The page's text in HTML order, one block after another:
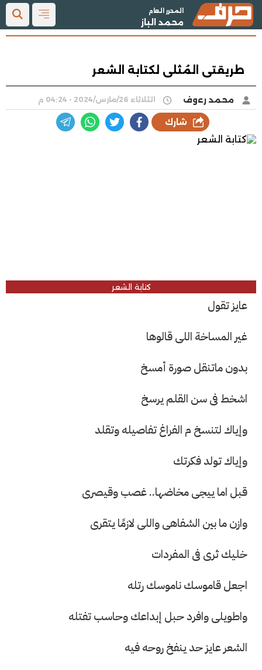
المحرر العام
محمد الباز
طريقتى المُثلى لكتابة الشعر
محمد رءوف الثلاثاء 26/مارس/2024 - 04:24 م
شارك
كتابة الشعر
عايز تقول
غير المساخة اللى قالوها
بدون ماتنقل صورة أمسخ
اشخط فى سن القلم يرسخ
وإياك لتنسخ م الفراغ تفاصيله وتقلد
وإياك تولد فكرتك
قبل اما ييجى مخاضها.. غصب وقيصرى
وازن ما بين الشفاهى واللى لازمًا يتقرى
خليك ثرى فى المفردات
اجعل قاموسك ناموسك رتله
واطويلى وافرد حبل إبداعك وحاسب تفتله
الشعر عايز حد ينفخ روحه فيه